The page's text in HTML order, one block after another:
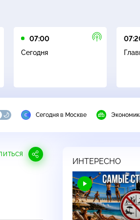
07:00
Сегодня
Сегодня в Москве
ИНТЕРЕСНО